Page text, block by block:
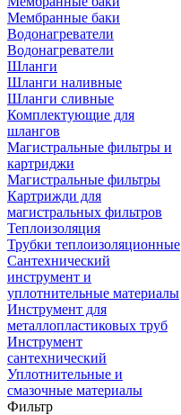
Мембранные баки
Водонагреватели
Водонагреватели
Шланги
Шланги наливные
Шланги сливные
Комплектующие для
шлангов
Магистральные фильтры и
картриджи
Магистральные фильтры
Картрижди для
магистральных фильтров
Теплоизоляция
Трубки теплоизоляционные
Сантехнический
инструмент и
уплотнительные материалы
Инструмент для
металлопластиковых труб
Инструмент
сантехнический
Уплотнительные и
смазочные материалы
Фильтр